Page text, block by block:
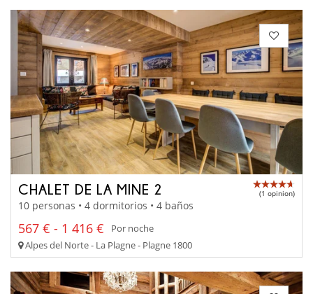
CHALET DE LA MINE 2 (1 opinion)
10 personas • 4 dormitorios • 4 baños
567 € - 1 416 €
Por noche
Alpes del Norte - La Plagne - Plagne 1800